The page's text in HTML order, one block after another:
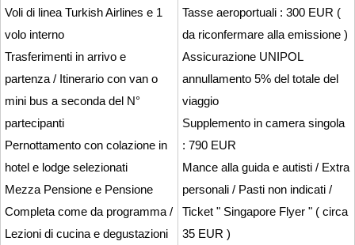
Voli di linea Turkish Airlines e 1
volo interno
Trasferimenti in arrivo e
partenza / Itinerario con van o
mini bus a seconda del N°
partecipanti
Pernottamento con colazione in
hotel e lodge selezionati
Mezza Pensione e Pensione
Completa come da programma /
Lezioni di cucina e degustazioni
Tasse aeroportuali : 300 EUR (
da riconfermare alla emissione )
Assicurazione UNIPOL
annullamento 5% del totale del
viaggio
Supplemento in camera singola
: 790 EUR
Mance alla guida e autisti / Extra
personali / Pasti non indicati /
Ticket " Singapore Flyer " ( circa
35 EUR )